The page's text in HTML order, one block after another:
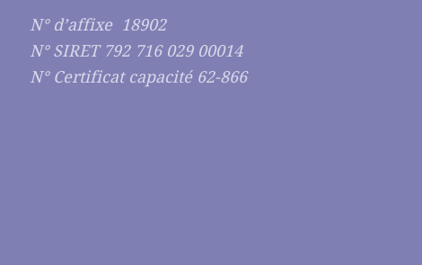
N° d’affixe 18902
N° SIRET 792 716 029 00014
N° Certificat capacité 62-866